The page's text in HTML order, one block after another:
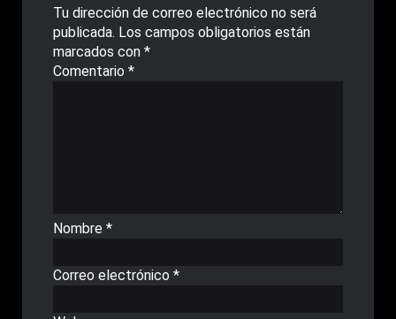
Tu dirección de correo electrónico no será
publicada. Los campos obligatorios están
marcados con *
Comentario *
Nombre *
Correo electrónico *